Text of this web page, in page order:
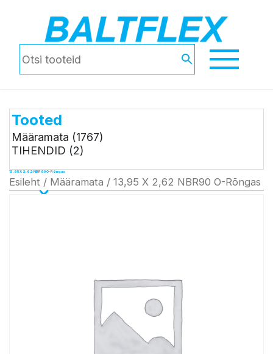
Tooted
Määramata (1767)
TIHENDID (2)
13,95 X 2,62 NBR90 O-Rõngas
Esileht / Määramata / 13,95 X 2,62 NBR90 O-Rõngas